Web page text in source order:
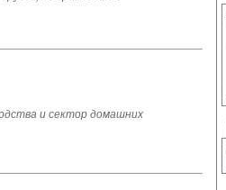
и сектор домашних